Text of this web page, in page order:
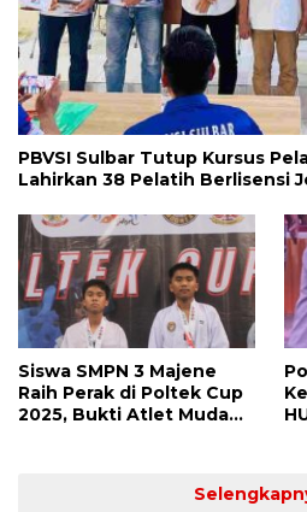
PBVSI Sulbar Tutup Kursus
Lahirkan 38 Pelatih Berlisensi
Siswa SMPN 3 Majene
Raih Perak di Poltek Cup
2025, Bukti Atlet Muda